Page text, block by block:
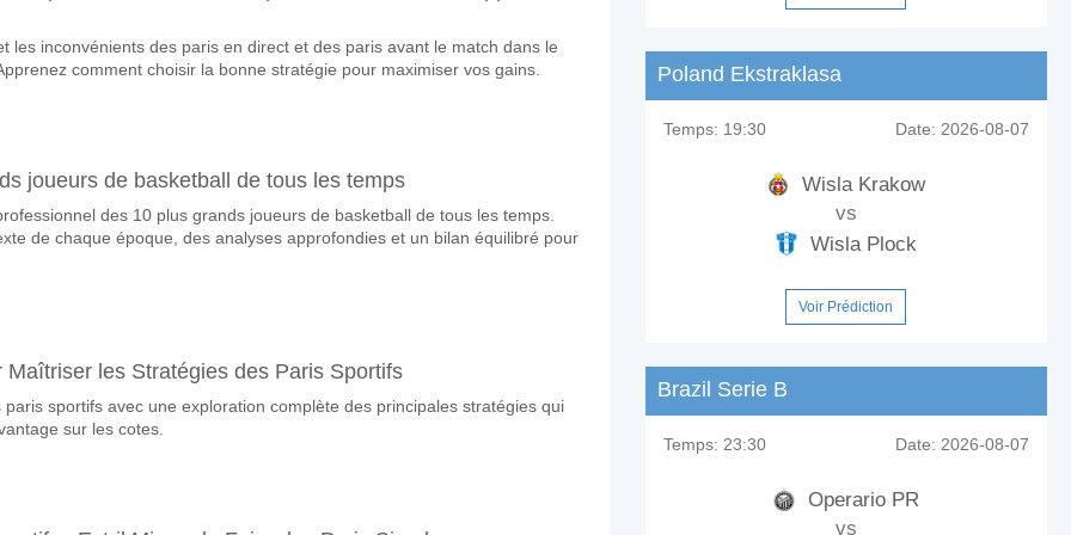
avec une probabilité de 61%
elles dans le match Vihren v Ludogorets II?
avec un pourcentage de 56%.
attendu entre Vihren v Ludogorets II?
essayer le Résultat Correct de 1-0 qui a un pourcentage de 20%.
les inconvénients des paris en direct et des paris avant le match dans le
comment choisir la bonne stratégie pour maximiser vos gains.
joueurs de basketball de tous les temps
des 10 plus grands joueurs de basketball de tous les temps.
de chaque époque, des analyses approfondies et un bilan équilibré pour
Maîtriser les Stratégies des Paris Sportifs
sportifs avec une exploration complète des principales stratégies qui
sur les cotes.
Poland Ekstraklasa
Temps: 19:30 Date: 2026-08-07
Wisla Krakow
vs
Wisla Plock
Voir Prédiction
Brazil Serie B
Temps: 23:30 Date: 2026-08-07
Operario PR
vs